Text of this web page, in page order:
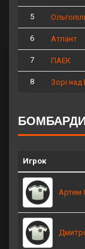
5
6 Атлант
7 ПАЕК
8 Зорі над
Игрок
Артем